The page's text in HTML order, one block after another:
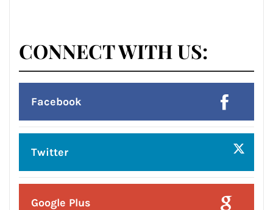
Posted On:8 Aug 2026
प्रदेश उपाध्यक्ष बनने पर राकेश राठौर का
केंद्रीय विधानसभा क्षेत्र के भाजपा
पदाधिकारियों ने किया भव्य सम्मान*
CONNECT WITH US: